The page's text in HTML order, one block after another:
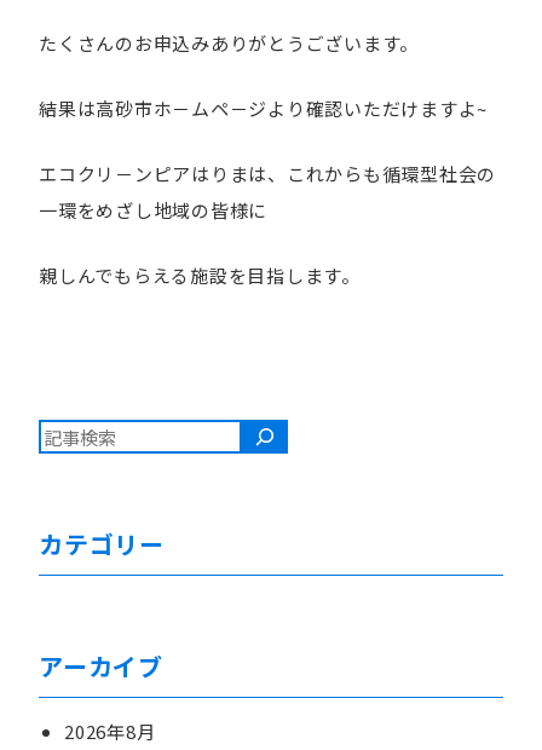
たくさんのお申込みありがとうございます。
結果は高砂市ホ－ムペ－ジより確認いただけますよ~
エコクリ－ンピアはりまは、これからも循環型社会の
一環をめざし地域の皆様に
親しんでもらえる施設を目指します。
検索
カテゴリー
アーカイブ
2026年8月